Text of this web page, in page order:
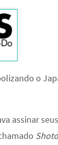
o
assinar